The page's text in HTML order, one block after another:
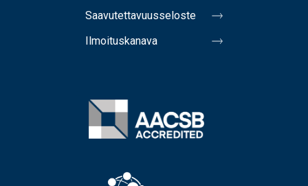
Saavutettavuusseloste
Ilmoituskanava
Image
Image